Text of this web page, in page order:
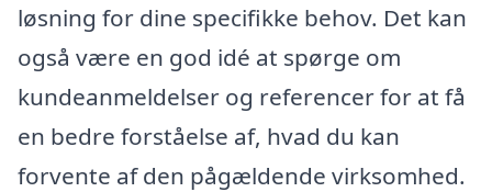
løsning for dine specifikke behov. Det kan
også være en god idé at spørge om
kundeanmeldelser og referencer for at få
en bedre forståelse af, hvad du kan
forvente af den pågældende virksomhed.